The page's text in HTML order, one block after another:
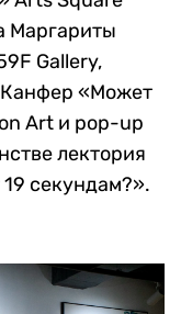
Маргариты
Gallery,
«Может
Art и pop-up
лектория
секундам?».